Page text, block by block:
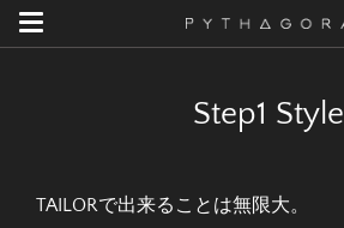
Skip
content
Step1 Style
TAILORで出来ることは無限大。